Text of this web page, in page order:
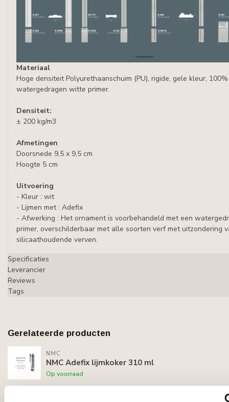
Materiaal
Hoge densiteit Polyurethaanschuim (PU), rigide, gele kleur, 100%
watergedragen witte primer.
Densiteit:
± 200 kg/m3
Afmetingen
Doorsnede 9,5 x 9,5 cm
Hoogte 5 cm
Uitvoering
- Kleur : wit
- Lijmen met : Adefix
- Afwerking : Het ornament is voorbehandeld met een
primer, overschilderbaar met alle soorten verf met uitzondering
silicaathoudende verven.
Specificaties
Leverancier
Reviews
Tags
Gerelateerde producten
NMC
NMC Adefix lijmkoker 310 ml
Op voorraad